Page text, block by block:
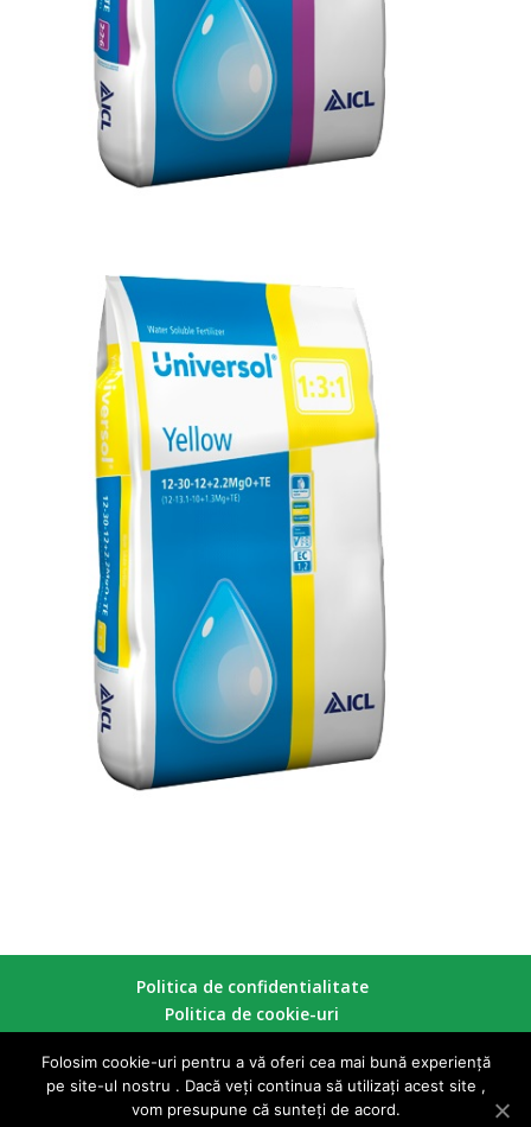
Politica de confidentialitate
Politica de cookie-uri
Copyright © 2026 Gloriosa Garden - Toate drepturile
rezervate
Folosim cookie-uri pentru a vă oferi cea mai bună experiență
pe site-ul nostru . Dacă veți continua să utilizați acest site ,
vom presupune că sunteți de acord.